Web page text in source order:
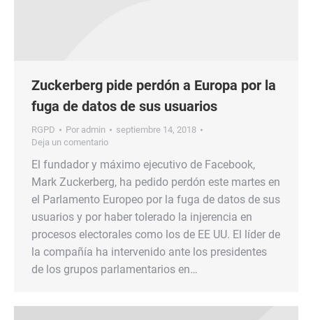
Zuckerberg pide perdón a Europa por la
fuga de datos de sus usuarios
RGPD Por admin
septiembre 14, 2018
Deja un comentario
El fundador y máximo ejecutivo de Facebook,
Mark Zuckerberg, ha pedido perdón este martes en
el Parlamento Europeo por la fuga de datos de sus
usuarios y por haber tolerado la injerencia en
procesos electorales como los de EE UU. El líder de
la compañía ha intervenido ante los presidentes
de los grupos parlamentarios en…